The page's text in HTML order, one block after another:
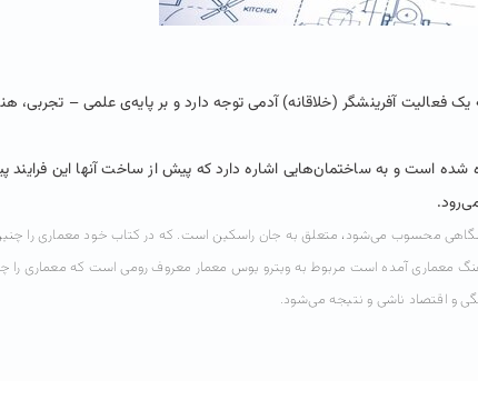
آفرینشگر (خلاقانه) آدمی توجه دارد و بر پایه‌ی علمی – تجربی،
است و به ساختمان‌هایی اشاره دارد که پیش از ساخت آنها این فرایند
محسوب می‌شود، متعلق به جان راسکین است. که در کتاب خود معماری را
معماری آمده است مربوط به ویترو یوس معمار معروف رومی است که معماری را
و اقتصاد ناشی و نتیجه می‌شود.